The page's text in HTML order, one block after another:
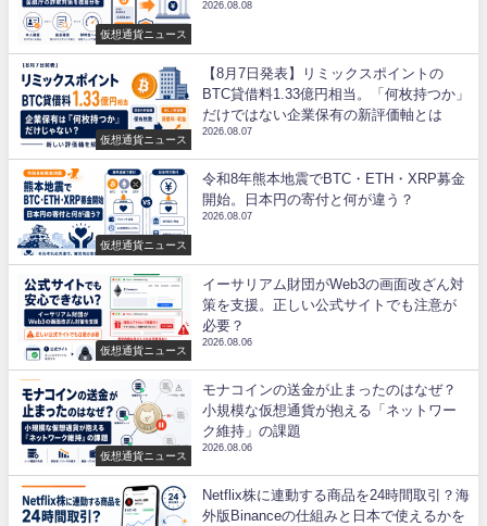
仮想通貨ニュース
2026.08.08
仮想通貨ニュース
【8月7日発表】リミックスポイントの
BTC貸借料1.33億円相当。「何枚持つか」
だけではない企業保有の新評価軸とは
2026.08.07
仮想通貨ニュース
令和8年熊本地震でBTC・ETH・XRP募金
開始。日本円の寄付と何が違う？
2026.08.07
仮想通貨ニュース
イーサリアム財団がWeb3の画面改ざん対
策を支援。正しい公式サイトでも注意が
必要？
2026.08.06
仮想通貨ニュース
モナコインの送金が止まったのはなぜ？
小規模な仮想通貨が抱える「ネットワー
ク維持」の課題
2026.08.06
Netflix株に連動する商品を24時間取引？海
外版Binanceの仕組みと日本で使えるかを